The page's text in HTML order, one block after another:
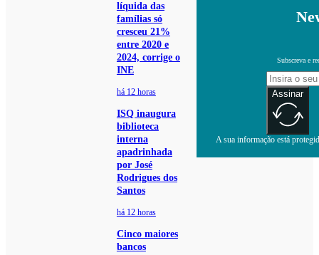
líquida das
famílias só
cresceu 21%
entre 2020 e
2024, corrige o
INE
há 12 horas
ISQ inaugura
biblioteca
interna
apadrinhada
por José
Rodrigues dos
Santos
há 12 horas
Cinco maiores
bancos
Subscreva e
Assinar
A sua informação está